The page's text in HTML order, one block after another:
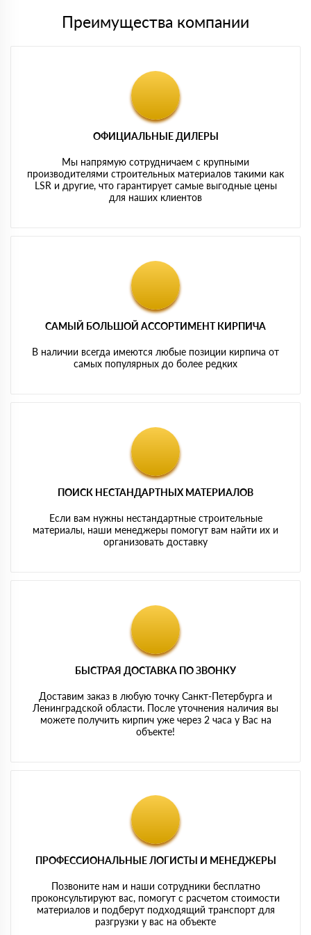
Преимущества компании
ОФИЦИАЛЬНЫЕ ДИЛЕРЫ
Мы напрямую сотрудничаем с крупными
производителями строительных материалов такими как
LSR и другие, что гарантирует самые выгодные цены
для наших клиентов
САМЫЙ БОЛЬШОЙ АССОРТИМЕНТ КИРПИЧА
В наличии всегда имеются любые позиции кирпича от
самых популярных до более редких
ПОИСК НЕСТАНДАРТНЫХ МАТЕРИАЛОВ
Если вам нужны нестандартные строительные
материалы, наши менеджеры помогут вам найти их и
организовать доставку
БЫСТРАЯ ДОСТАВКА ПО ЗВОНКУ
Доставим заказ в любую точку Санкт-Петербурга и
Ленинградской области. После уточнения наличия вы
можете получить кирпич уже через 2 часа у Вас на
объекте!
ПРОФЕССИОНАЛЬНЫЕ ЛОГИСТЫ И МЕНЕДЖЕРЫ
Позвоните нам и наши сотрудники бесплатно
проконсультируют вас, помогут с расчетом стоимости
материалов и подберут подходящий транспорт для
разгрузки у вас на объекте